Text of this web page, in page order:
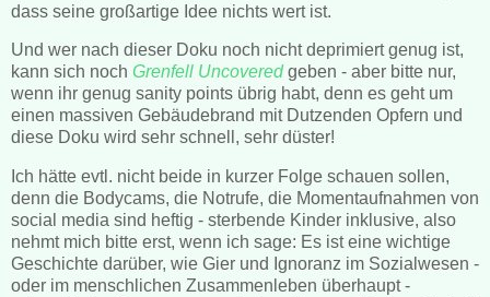
dass seine großartige Idee nichts wert ist.
Und wer nach dieser Doku noch nicht deprimiert genug ist,
kann sich noch Grenfell Uncoveredgeben - aber bitte nur,
wenn ihr genug sanity points übrig habt, denn es geht um
einen massiven Gebäudebrand mit Dutzenden Opfern und
diese Doku wird sehr schnell, sehr düster!
Ich hätte evtl. nicht beide in kurzer Folge schauen sollen,
denn die Bodycams, die Notrufe, die Momentaufnahmen von
social media sind heftig - sterbende Kinder inklusive, also
nehmt mich bitte erst, wenn ich sage: Es ist eine wichtige
Geschichte darüber, wie Gier und Ignoranz im Sozialwesen -
oder im menschlichen Zusammenleben überhaupt -